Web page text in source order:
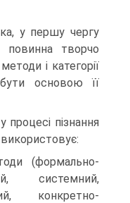
у першу чергу
повинна творчо
і категорії
основою її
процесі пізнання
(формально-
системний,
конкретно-